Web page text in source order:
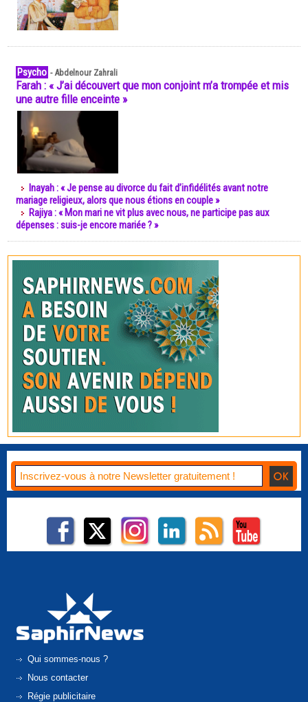
Psycho -Abdelnour Zahrali
Farah : « J’ai découvert que mon conjoint m’a trompée et mis
une autre fille enceinte »
Inayah : « Je pense au divorce du fait d’infidélités avant notre
mariage religieux, alors que nous étions en couple »
Rajiya : « Mon mari ne vit plus avec nous, ne participe pas aux
dépenses : suis-je encore mariée ? »
Qui sommes-nous ?
Nous contacter
Régie publicitaire